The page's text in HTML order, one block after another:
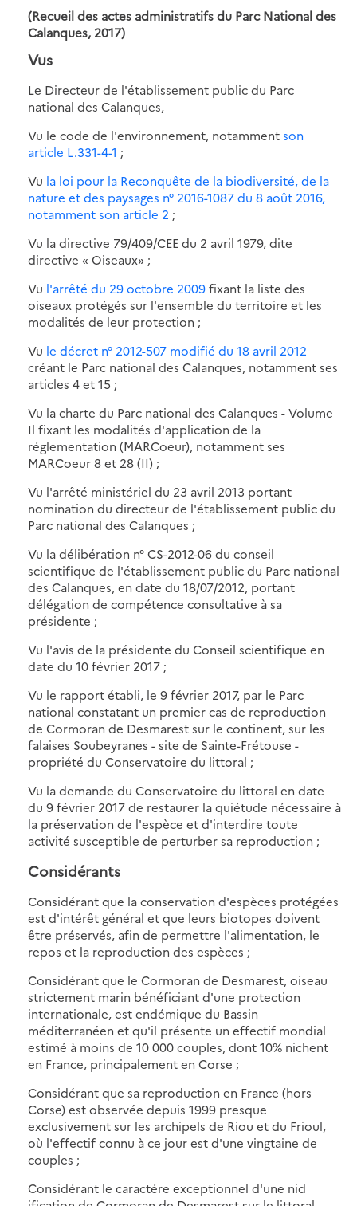
(Recueil des actes administratifs du Parc National des
Calanques, 2017)
Vus
Le Directeur de l'établissement public du Parc
national des Calanques,
Vu le code de l'environnement, notammentson
article L.331-4-1 ;
Vu la loi pour la Reconquête de la biodiversité, de la
nature et des paysages n° 2016-1087 du 8 août 2016,
notamment son article 2 ;
Vu la directive 79/409/CEE du 2 avril 1979, dite
directive « Oiseaux» ;
Vu l'arrêté du 29 octobre 2009fixant la liste des
oiseaux protégés sur l'ensemble du territoire et les
modalités de leur protection ;
Vu le décret n° 2012-507 modifié du 18 avril 2012
créant le Parc national des Calanques, notamment ses
articles 4 et 15 ;
Vu la charte du Parc national des Calanques - Volume
Il fixant les modalités d'application de la
réglementation (MARCoeur), notamment ses
MARCoeur 8 et 28 (II) ;
Vu l'arrêté ministériel du 23 avril 2013 portant
nomination du directeur de l'établissement public du
Parc national des Calanques ;
Vu la délibération n° CS-2012-06 du conseil
scientifique de l'établissement public du Parc national
des Calanques, en date du 18/07/2012, portant
délégation de compétence consultative à sa
présidente ;
Vu l'avis de la présidente du Conseil scientifique en
date du 10 février 2017 ;
Vu le rapport établi, le 9 février 2017, par le Parc
national constatant un premier cas de reproduction
de Cormoran de Desmarest sur le continent, sur les
falaises Soubeyranes - site de Sainte-Frétouse -
propriété du Conservatoire du littoral ;
Vu la demande du Conservatoire du littoral en date
du 9 février 2017 de restaurer la quiétude nécessaire à
la préservation de l'espèce et d'interdire toute
activité susceptible de perturber sa reproduction ;
Considérants
Considérant que la conservation d'espèces protégées
est d'intérêt général et que leurs biotopes doivent
être préservés, afin de permettre l'alimentation, le
repos et la reproduction des espèces ;
Considérant que le Cormoran de Desmarest, oiseau
strictement marin bénéficiant d'une protection
internationale, est endémique du Bassin
méditerranéen et qu'il présente un effectif mondial
estimé à moins de 10 000 couples, dont 10% nichent
en France, principalement en Corse ;
Considérant que sa reproduction en France (hors
Corse) est observée depuis 1999 presque
exclusivement sur les archipels de Riou et du Frioul,
où l'effectif connu à ce jour est d'une vingtaine de
couples ;
Considérant le caractére exceptionnel d'une nid